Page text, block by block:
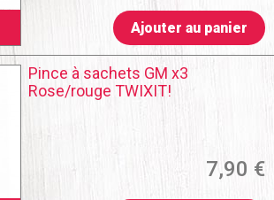
Ajouter au panier
Pince à sachets GM x3
Rose/rouge TWIXIT!
7,90 €